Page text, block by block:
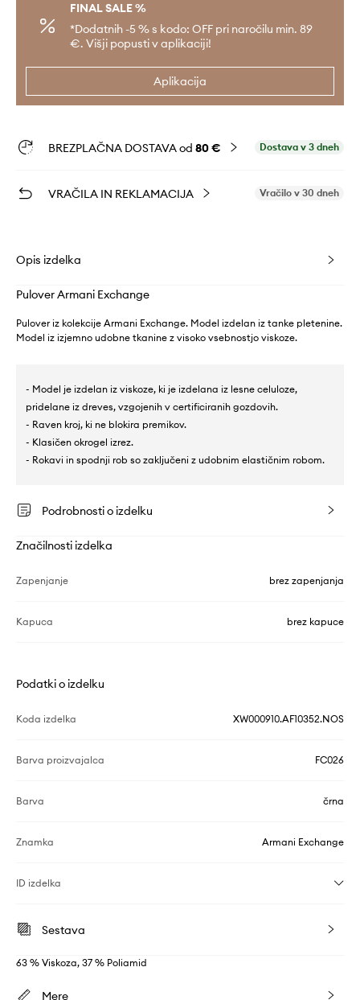
FINAL SALE %
*Dodatnih -5 % s kodo: OFF pri naročilu min. 89
€. Višji popusti v aplikaciji!
Aplikacija
BREZPLAČNA DOSTAVA od 80 € Dostava v 3 dneh
VRAČILA IN REKLAMACIJA Vračilo v 30 dneh
Opis izdelka
Pulover Armani Exchange
Pulover iz kolekcije Armani Exchange. Model izdelan iz tanke pletenine.
Model iz izjemno udobne tkanine z visoko vsebnostjo viskoze.
- Model je izdelan iz viskoze, ki je izdelana iz lesne celuloze,
pridelane iz dreves, vzgojenih v certificiranih gozdovih.
- Raven kroj, ki ne blokira premikov.
- Klasičen okrogel izrez.
- Rokavi in spodnji rob so zaključeni z udobnim elastičnim robom.
Podrobnosti o izdelku
Značilnosti izdelka
Zapenjanje brez zapenjanja
Kapuca brez kapuce
Podatki o izdelku
Koda izdelka XW000910.AF10352.NOS
Barva proizvajalca FC026
Barva črna
Znamka Armani Exchange
ID izdelka
Sestava
63 % Viskoza, 37 % Poliamid
Mere